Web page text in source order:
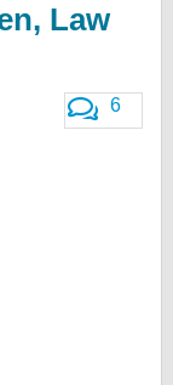
Law
6